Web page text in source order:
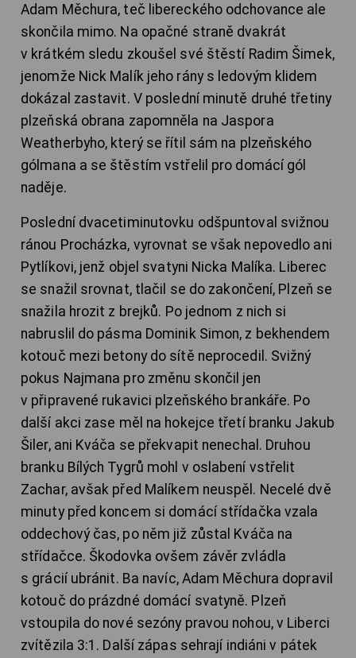
Adam Měchura, teč libereckého odchovance ale
skončila mimo. Na opačné straně dvakrát
v krátkém sledu zkoušel své štěstí Radim Šimek,
jenomže Nick Malík jeho rány s ledovým klidem
dokázal zastavit. V poslední minutě druhé třetiny
plzeňská obrana zapomněla na Jaspora
Weatherbyho, který se řítil sám na plzeňského
gólmana a se štěstím vstřelil pro domácí gól
naděje.
Poslední dvacetiminutovku odšpuntoval svižnou
ránou Procházka, vyrovnat se však nepovedlo ani
Pytlíkovi, jenž objel svatyni Nicka Malíka. Liberec
se snažil srovnat, tlačil se do zakončení, Plzeň se
snažila hrozit z brejků. Po jednom z nich si
nabruslil do pásma Dominik Simon, z bekhendem
kotouč mezi betony do sítě neprocedil. Svižný
pokus Najmana pro změnu skončil jen
v připravené rukavici plzeňského brankáře. Po
další akci zase měl na hokejce třetí branku Jakub
Šiler, ani Kváča se překvapit nenechal. Druhou
branku Bílých Tygrů mohl v oslabení vstřelit
Zachar, avšak před Malíkem neuspěl. Necelé dvě
minuty před koncem si domácí střídačka vzala
oddechový čas, po něm již zůstal Kváča na
střídačce. Škodovka ovšem závěr zvládla
s grácií ubránit. Ba navíc, Adam Měchura dopravil
kotouč do prázdné domácí svatyně. Plzeň
vstoupila do nové sezóny pravou nohou, v Liberci
zvítězila 3:1. Další zápas sehrají indiáni v pátek